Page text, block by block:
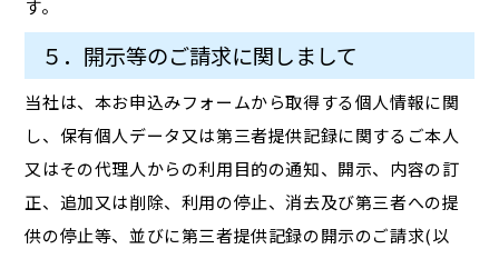
す。
５．開示等のご請求に関しまして
当社は、本お申込みフォームから取得する個人情報に関
し、保有個人データ又は第三者提供記録に関するご本人
又はその代理人からの利用目的の通知、開示、内容の訂
正、追加又は削除、利用の停止、消去及び第三者への提
供の停止等、並びに第三者提供記録の開示のご請求(以